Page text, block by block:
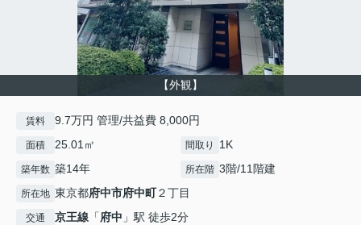
【外観】
賃料 9.7万円 管理/共益費 8,000円
面積 25.01㎡ 間取り 1K
築年数 築14年 所在階 3階/11階建
所在地 東京都府中市府中町２丁目
交通 京王線 「府中 」駅 徒歩2分